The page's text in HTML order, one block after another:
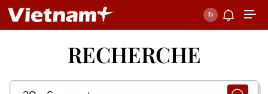
RECHERCHE